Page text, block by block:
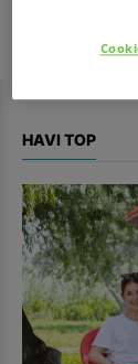
HAVI TOP